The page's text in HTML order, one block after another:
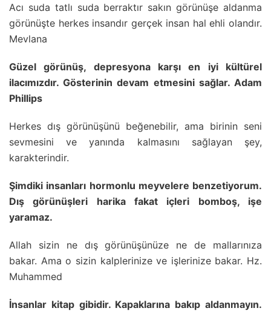
Acı suda tatlı suda berraktır sakın görünüşe aldanma
görünüşte herkes insandır gerçek insan hal ehli olandır.
Mevlana
Güzel görünüş, depresyona karşı en iyi kültürel
ilacımızdır. Gösterinin devam etmesini sağlar. Adam
Phillips
Herkes dış görünüşünü beğenebilir, ama birinin seni
sevmesini ve yanında kalmasını sağlayan şey,
karakterindir.
Şimdiki insanları hormonlu meyvelere benzetiyorum.
Dış görünüşleri harika fakat içleri bomboş, işe
yaramaz.
Allah sizin ne dış görünüşünüze ne de mallarınıza
bakar. Ama o sizin kalplerinize ve işlerinize bakar. Hz.
Muhammed
İnsanlar kitap gibidir. Kapaklarına bakıp aldanmayın.